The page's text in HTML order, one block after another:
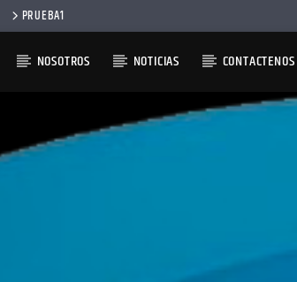
PRUEBA1
NOSOTROS NOTICIAS CONTACTENOS